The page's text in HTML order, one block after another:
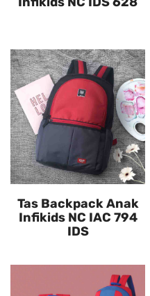
Tas Backpack Anak
Infikids NC IAC 794
IDS